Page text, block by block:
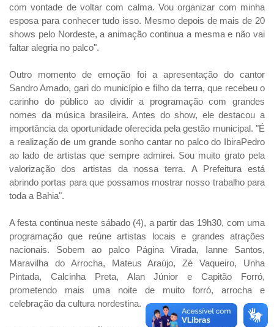
com vontade de voltar com calma. Vou organizar com minha
esposa para conhecer tudo isso. Mesmo depois de mais de 20
shows pelo Nordeste, a animação continua a mesma e não vai
faltar alegria no palco".
Outro momento de emoção foi a apresentação do cantor
Sandro Amado, gari do município e filho da terra, que recebeu o
carinho do público ao dividir a programação com grandes
nomes da música brasileira. Antes do show, ele destacou a
importância da oportunidade oferecida pela gestão municipal. "É
a realização de um grande sonho cantar no palco do IbiraPedro
ao lado de artistas que sempre admirei. Sou muito grato pela
valorização dos artistas da nossa terra. A Prefeitura está
abrindo portas para que possamos mostrar nosso trabalho para
toda a Bahia".
A festa continua neste sábado (4), a partir das 19h30, com uma
programação que reúne artistas locais e grandes atrações
nacionais. Sobem ao palco Página Virada, Ianne Santos,
Maravilha do Arrocha, Mateus Araújo, Zé Vaqueiro, Unha
Pintada, Calcinha Preta, Alan Júnior e Capitão Forró,
prometendo mais uma noite de muito forró, arrocha e
celebração da cultura nordestina.